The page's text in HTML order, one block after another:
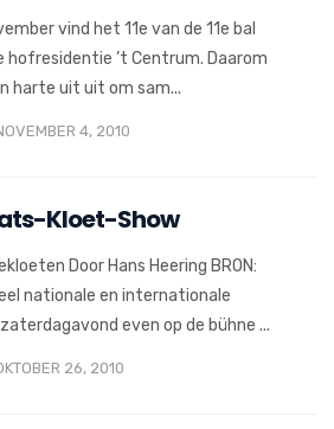
vind het 11e van de 11e bal
hofresidentie ’t Centrum. Daarom
harte uit uit om sam...
4, 2010
Kloet-Show
Door Hans Heering BRON:
nationale en internationale
even op de bühne ...
26, 2010